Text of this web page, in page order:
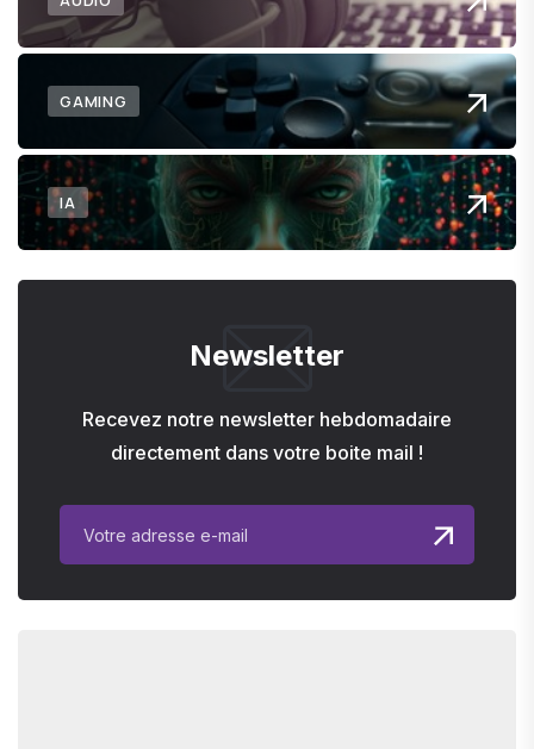
GAMING
IA
Newsletter
Recevez notre newsletter hebdomadaire
directement dans votre boite mail !